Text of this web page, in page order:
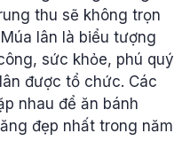
thu sẽ không trọn
lân là biểu tượng
sức khỏe, phú quý
được tổ chức. Các
nhau để ăn bánh
đẹp nhất trong năm